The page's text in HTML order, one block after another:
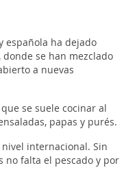
española ha dejado
se han mezclado
a nuevas
se suele cocinar al
papas y purés.
internacional. Sin
no falta el pescado y por